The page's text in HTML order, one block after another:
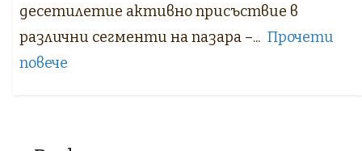
десетилетие активно присъствие в
различни сегменти на пазара –... Прочети
повече